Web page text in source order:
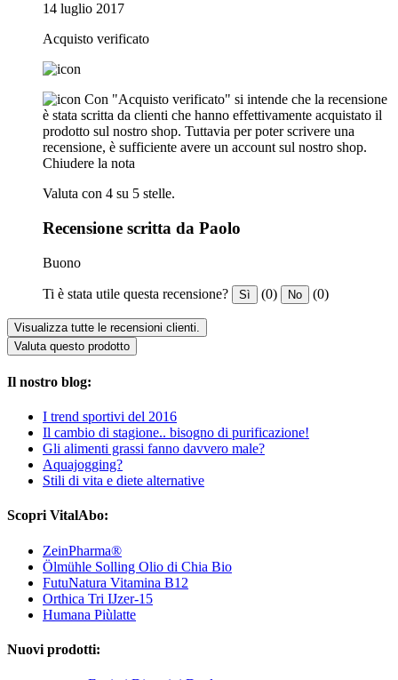
14 luglio 2017
Acquisto verificato
Con "Acquisto verificato" si intende che la recensione
è stata scritta da clienti che hanno effettivamente acquistato il
prodotto sul nostro shop. Tuttavia per poter scrivere una
recensione, è sufficiente avere un account sul nostro shop.
Chiudere la nota
Valuta con 4 su 5 stelle.
Recensione scritta da Paolo
Buono
Ti è stata utile questa recensione? Sì (0) No (0)
Visualizza tutte le recensioni clienti.
Valuta questo prodotto
Il nostro blog:
I trend sportivi del 2016
Il cambio di stagione.. bisogno di purificazione!
Gli alimenti grassi fanno davvero male?
Aquajogging?
Stili di vita e diete alternative
Scopri VitalAbo:
ZeinPharma®
Ölmühle Solling Olio di Chia Bio
FutuNatura Vitamina B12
Orthica Tri IJzer-15
Humana Piùlatte
Nuovi prodotti: